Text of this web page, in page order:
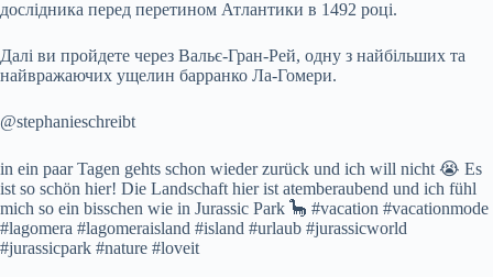
дослідника перед перетином Атлантики в 1492 році.
Далі ви пройдете через Вальє-Гран-Рей, одну з найбільших та
найвражаючих ущелин барранко Ла-Гомери.
@stephanieschreibt
in ein paar Tagen gehts schon wieder zurück und ich will nicht 😭 Es
ist so schön hier! Die Landschaft hier ist atemberaubend und ich fühl
mich so ein bisschen wie in Jurassic Park 🦕 #vacation #vacationmode
#lagomera #lagomeraisland #island #urlaub #jurassicworld
#jurassicpark #nature #loveit